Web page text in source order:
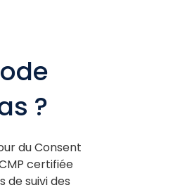
?
du Consent
certifiée
de suivi des